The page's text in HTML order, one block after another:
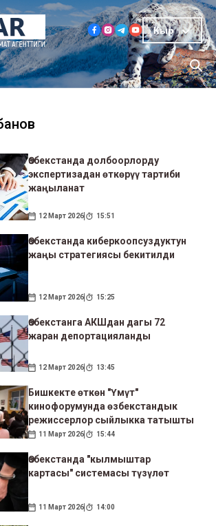
Кыр
Өзбекстанда долбоорлорду
экспертизадан өткөрүү тартиби
жаңыланат
12 Март 2026 15:51
Өзбекстанда киберкоопсуздуктун
жаңы стратегиясы бекитилди
12 Март 2026 15:25
Өзбекстанга АКШдан дагы 72
жаран депортацияланды
12 Март 2026 13:45
Бишкекте өткөн "Үмүт"
кинофорумунда өзбекстандык
режиссерлор сыйлыкка татышты
11 Март 2026 15:44
Өзбекстанда "кылмыштар
картасы" системасы түзүлөт
11 Март 2026 14:00